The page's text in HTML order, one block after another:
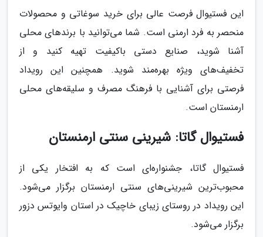
این فستیوال فرصت عالی برای خرید سوغاتی و محصولات
منحصر به فرد ارمنی است. شما می‌توانید با برندهای محلی
آشنا شوید، صنایع دستی باکیفیت تهیه کنید و از
تخفیف‌های ویژه بهره‌مند شوید. همچنین این رویداد
فرصتی برای آشنایی با فرهنگ مصرف و سلیقه‌های محلی
ارمنستان است.
فستیوال گاتا: شیرینی سنتی ارمنستان
فستیوال گاتا، جشنواره‌ای است که به افتخار یکی از
محبوب‌ترین شیرینی‌های سنتی ارمنستان برگزار می‌شود.
این رویداد در روستای زیبای خاچیک در استان وایوتس دزور
برگزار می‌شود.